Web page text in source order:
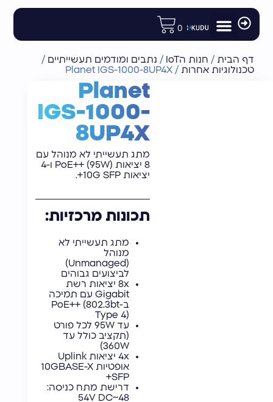
לתוכן
0
דף הבית / חנות הIoT / נתבים ומודמים תעשייתיים /
טכנולוגיות אחרות /
Planet IGS-1000-8UP4X
Planet
IGS-1000-
8UP4X
מתג תעשייתי לא מנוהל עם
8 יציאות PoE++ (95W) ו-4
יציאות 10G SFP+.
תכונות מרכזיות:
מתג תעשייתי לא
מנוהל
(Unmanaged)
לביצועים גבוהים
8x יציאות רשת
Gigabit עם תמיכה
ב-PoE++ (802.3bt
Type 4)
עד 95W לכל פורט
(תקציב כולל עד
360W)
4x יציאות Uplink
אופטיות 10GBASE-X
SFP+
דרישת מתח כניסה:
48~54V DC